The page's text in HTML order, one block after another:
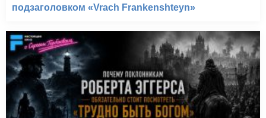
подзаголовком «Vrach Frankenshteyn»